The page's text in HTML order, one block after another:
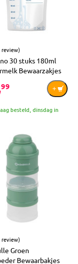
review)
30 stuks 180ml
Bewaarzakjes
99
besteld, dinsdag in
review)
Groen
Bewaarbakjes